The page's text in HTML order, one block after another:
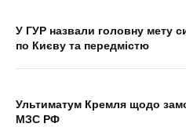
У ГУР назвали головну мету
по Києву та передмістю
Ультиматум Кремля щодо
МЗС РФ